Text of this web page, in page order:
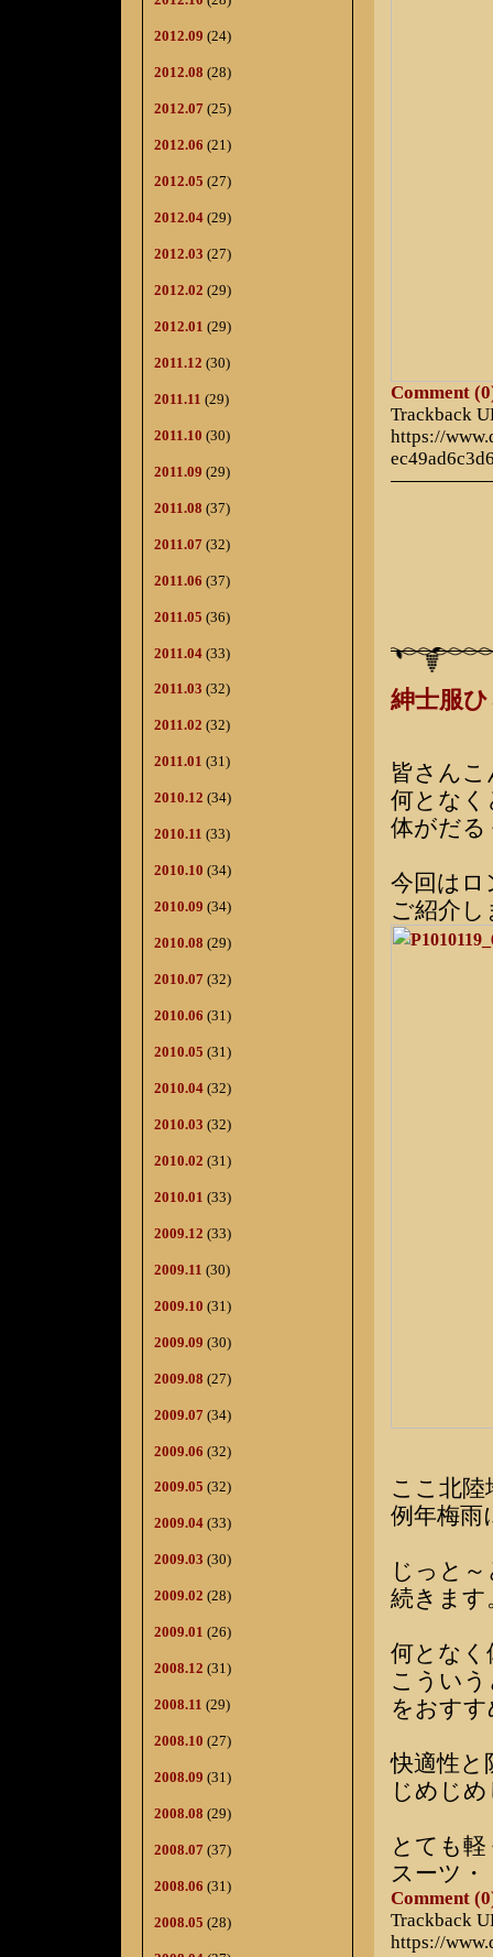
2012.09 (24)
2012.08 (28)
2012.07 (25)
2012.06 (21)
2012.05 (27)
2012.04 (29)
2012.03 (27)
2012.02 (29)
2012.01 (29)
2011.12 (30)
2011.11 (29)
2011.10 (30)
2011.09 (29)
2011.08 (37)
2011.07 (32)
2011.06 (37)
2011.05 (36)
2011.04 (33)
2011.03 (32)
2011.02 (32)
2011.01 (31)
2010.12 (34)
2010.11 (33)
2010.10 (34)
2010.09 (34)
2010.08 (29)
2010.07 (32)
2010.06 (31)
2010.05 (31)
2010.04 (32)
2010.03 (32)
2010.02 (31)
2010.01 (33)
2009.12 (33)
2009.11 (30)
2009.10 (31)
2009.09 (30)
2009.08 (27)
2009.07 (34)
2009.06 (32)
2009.05 (32)
2009.04 (33)
2009.03 (30)
2009.02 (28)
2009.01 (26)
2008.12 (31)
2008.11 (29)
2008.10 (27)
2008.09 (31)
2008.08 (29)
2008.07 (37)
2008.06 (31)
2008.05 (28)
Comment
Trackback
https://
紳士服
皆さん
何となく
体がだ
今回はロ
ご紹介し
ここ北
例年梅雨
じっと
続きます
何となく
こうい
をおす
快適性と
じめじ
とても
スーツ・
Comment
Trackback
https://